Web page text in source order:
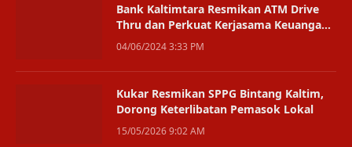
Bank Kaltimtara Resmikan ATM Drive
Thru dan Perkuat Kerjasama Keuangan
dengan Pemkab Paser
04/06/2024 3:33 PM
Kukar Resmikan SPPG Bintang Kaltim,
Dorong Keterlibatan Pemasok Lokal
15/05/2026 9:02 AM